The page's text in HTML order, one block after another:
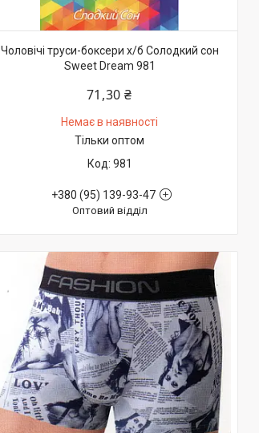
Чоловічі труси-боксери х/б Солодкий сон
Sweet Dream 981
71,30 ₴
Немає в наявності
Тільки оптом
981
+380 (95) 139-93-47
Оптовий відділ